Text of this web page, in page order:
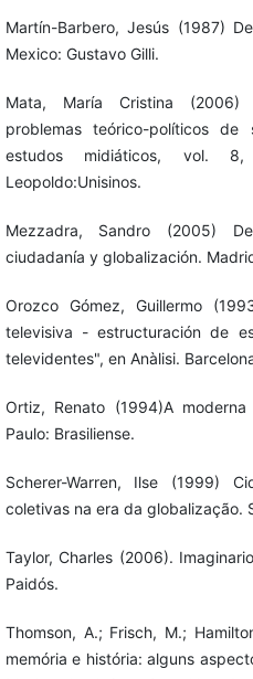
Martín-Barbero, Jesús (1987)
Mexico: Gustavo Gilli.
Mata, María Cristina (2006)
problemas teórico-políticos de
estudos midiáticos, vol.
Leopoldo:Unisinos.
Mezzadra, Sandro (2005)
ciudadanía y globalización.
Orozco Gómez, Guillermo
televisiva - estructuración de
televidentes", en Anàlisi.
Ortiz, Renato (1994)A
Paulo: Brasiliense.
Scherer-Warren, Ilse (1999)
coletivas na era da globalização.
Taylor, Charles (2006).
Paidós.
Thomson, A.; Frisch, M.;
memória e história: alguns